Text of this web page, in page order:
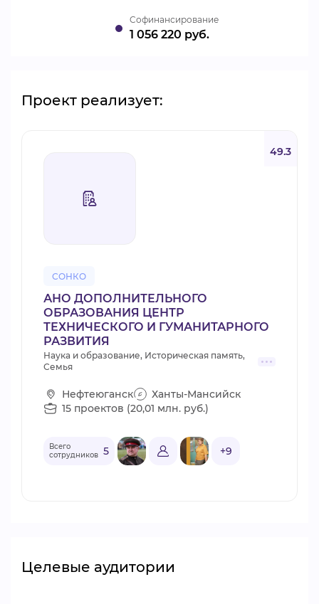
Cофинансирование
1 056 220 руб.
Проект реализует:
СОНКО
49.3
АНО ДОПОЛНИТЕЛЬНОГО
ОБРАЗОВАНИЯ ЦЕНТР
ТЕХНИЧЕСКОГО И ГУМАНИТАРНОГО
РАЗВИТИЯ
Наука и образование, Историческая память,
Семья
Нефтеюганск
Ханты-Мансийск
15 проектов (20,01 млн. руб.)
Всего
сотрудников 5 +9
Целевые аудитории